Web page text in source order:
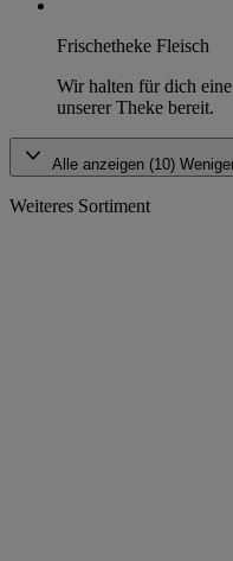
Frischetheke Fleisch
Wir halten für dich
unserer Theke bereit.
Alle anzeigen (10)
Weiteres Sortiment